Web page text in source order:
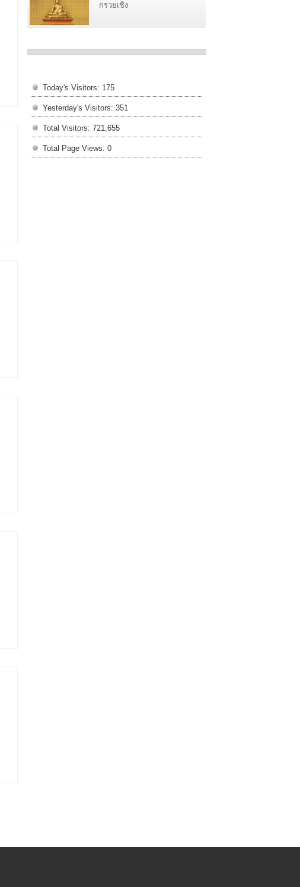
กรวยเชิง
Today's Visitors: 175
Yesterday's Visitors: 351
Total Visitors: 721,655
Total Page Views: 0